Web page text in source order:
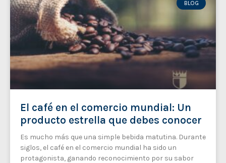
BLOG
El café en el comercio mundial: Un
producto estrella que debes conocer
Es mucho más que una simple bebida matutina. Durante
siglos, el café en el comercio mundial ha sido un
protagonista, ganando reconocimiento por su sabor